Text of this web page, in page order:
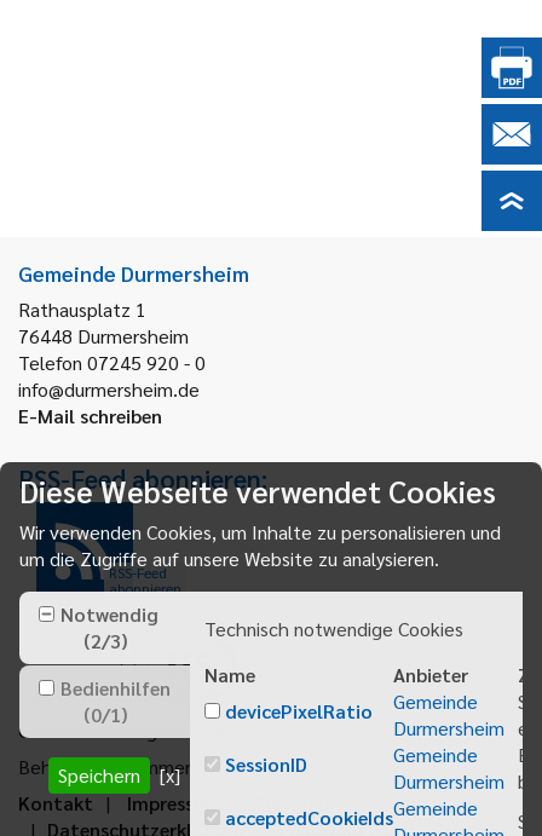
Gemeinde Durmersheim
Rathausplatz 1
76448 Durmersheim
Telefon 07245 920 - 0
info@durmersheim.de
E-Mail schreiben
RSS-Feed abonnieren:
RSS-Feed
abonnieren
Gemeindeanzeiger abonnieren
Behördenrufnummer 115
Kontakt
Impressum
Datenschutzerklärung
Erklärung zur
Diese Webseite verwendet Cookies
Wir verwenden Cookies, um Inhalte zu personalisieren und
um die Zugriffe auf unsere Website zu analysieren.
Notwendig
(2/3)
Bedienhilfen
(0/1)
Speichern [x]
Technisch notwendige Cookies
Name
Anbieter
devicePixelRatio
Gemeinde
Durmersheim
SessionID
Gemeinde
Durmersheim
acceptedCookieIdsGemeinde